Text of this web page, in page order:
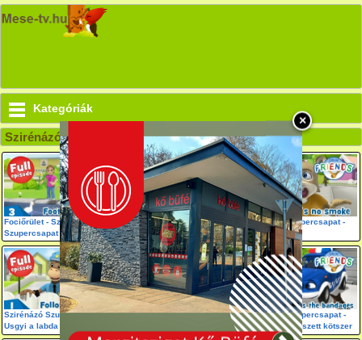
×
Kategóriák
Szirénázó Szupercsapat mobil mesék
Fociőrület - Szirénázó
Szupercsapat
A sisak menő - Szirénázó
Szupercsapat
Szirénázó szupercsapat -
Nincs is füst
Szirénázó Szupercsapat -
Usgyi a labda után
Szirénázó Szupercsapat -
Szirénázó Szupercsapat -
Ted és az elveszett kötszer